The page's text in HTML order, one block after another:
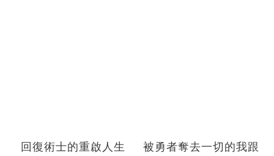
回復術士的重啟人生
被勇者奪去一切的我跟